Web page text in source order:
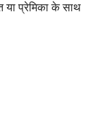
प्रेमिका के साथ